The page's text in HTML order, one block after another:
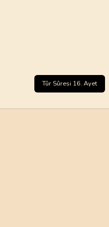
Tûr Sûresi 16. Ayet